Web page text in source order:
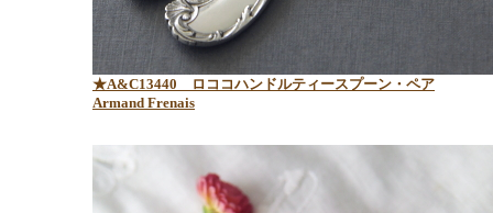
★A&C13440
ロココハンドルティースプーン・ペア
Armand Frenais